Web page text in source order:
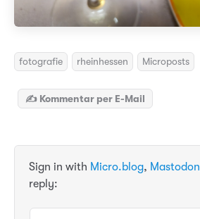
fotografie rheinhessen Microposts
✍️ Kommentar per E-Mail
Sign in with Micro.blog, Mastodon
reply: